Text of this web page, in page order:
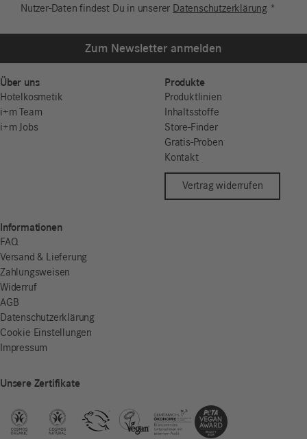
Nutzer-Daten findest Du in unserer Datenschutzerklärung*
Zum Newsletter anmelden
Über uns
Hotelkosmetik
i+m Team
i+m Jobs
Produkte
Produktlinien
Inhaltsstoffe
Store-Finder
Gratis-Proben
Kontakt
Vertrag widerrufen
Informationen
FAQ
Versand & Lieferung
Zahlungsweisen
Widerruf
AGB
Datenschutzerklärung
Cookie Einstellungen
Impressum
Unsere Zertifikate